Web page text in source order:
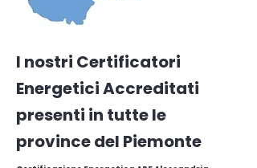
I nostri Certificatori
Energetici Accreditati
presenti in tutte le
province del Piemonte